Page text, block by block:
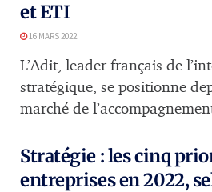
et ETI
16 MARS 2022
L’Adit, leader français de
stratégique, se positionne
marché de
Stratégie : les cinq
entreprises en 2022,